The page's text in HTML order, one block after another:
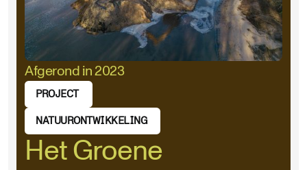
Afgerond in 2023
PROJECT
NATUURONTWIKKELING
Het Groene